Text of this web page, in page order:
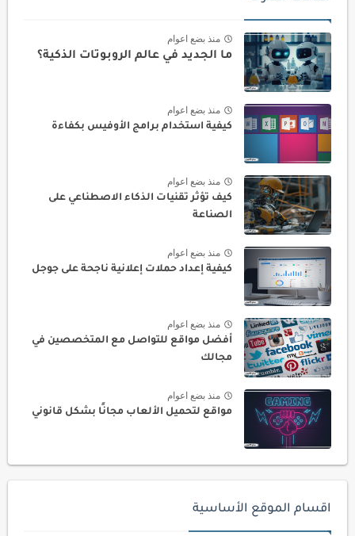
منذ بضع اعوام
ما الجديد في عالم الروبوتات الذكية؟
منذ بضع اعوام
كيفية استخدام برامج الأوفيس بكفاءة
منذ بضع اعوام
كيف تؤثر تقنيات الذكاء الاصطناعي على
الصناعة
منذ بضع اعوام
كيفية إعداد حملات إعلانية ناجحة على جوجل
منذ بضع اعوام
أفضل مواقع للتواصل مع المتخصصين في
مجالك
منذ بضع اعوام
مواقع لتحميل الألعاب مجانًا بشكل قانوني
اقسام الموقع الأساسية